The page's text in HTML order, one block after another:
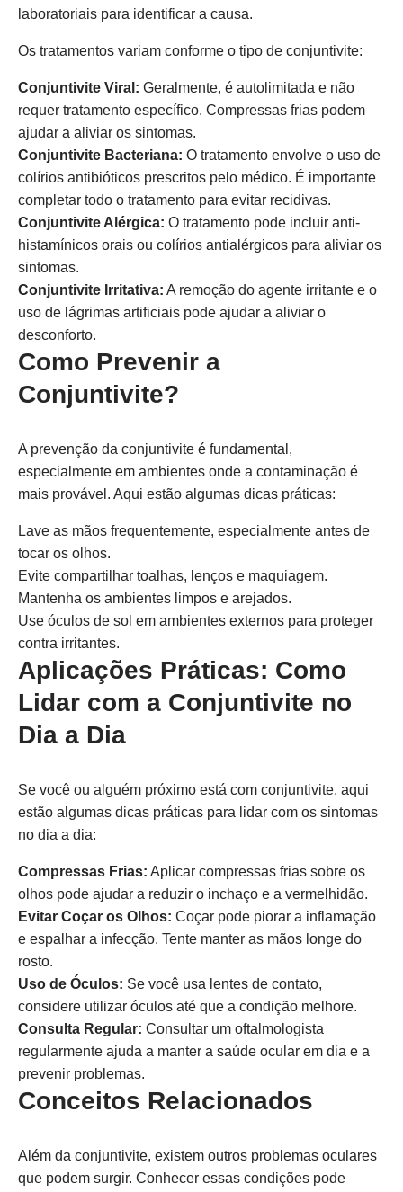
laboratoriais para identificar a causa.
Os tratamentos variam conforme o tipo de conjuntivite:
Conjuntivite Viral: Geralmente, é autolimitada e não
requer tratamento específico. Compressas frias podem
ajudar a aliviar os sintomas.
Conjuntivite Bacteriana: O tratamento envolve o uso de
colírios antibióticos prescritos pelo médico. É importante
completar todo o tratamento para evitar recidivas.
Conjuntivite Alérgica: O tratamento pode incluir anti-
histamínicos orais ou colírios antialérgicos para aliviar os
sintomas.
Conjuntivite Irritativa: A remoção do agente irritante e o
uso de lágrimas artificiais pode ajudar a aliviar o
desconforto.
Como Prevenir a
Conjuntivite?
A prevenção da conjuntivite é fundamental,
especialmente em ambientes onde a contaminação é
mais provável. Aqui estão algumas dicas práticas:
Lave as mãos frequentemente, especialmente antes de
tocar os olhos.
Evite compartilhar toalhas, lenços e maquiagem.
Mantenha os ambientes limpos e arejados.
Use óculos de sol em ambientes externos para proteger
contra irritantes.
Aplicações Práticas: Como
Lidar com a Conjuntivite no
Dia a Dia
Se você ou alguém próximo está com conjuntivite, aqui
estão algumas dicas práticas para lidar com os sintomas
no dia a dia:
Compressas Frias: Aplicar compressas frias sobre os
olhos pode ajudar a reduzir o inchaço e a vermelhidão.
Evitar Coçar os Olhos: Coçar pode piorar a inflamação
e espalhar a infecção. Tente manter as mãos longe do
rosto.
Uso de Óculos: Se você usa lentes de contato,
considere utilizar óculos até que a condição melhore.
Consulta Regular: Consultar um oftalmologista
regularmente ajuda a manter a saúde ocular em dia e a
prevenir problemas.
Conceitos Relacionados
Além da conjuntivite, existem outros problemas oculares
que podem surgir. Conhecer essas condições pode